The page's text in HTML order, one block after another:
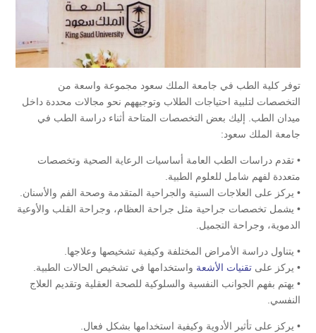
توفر كلية الطب في جامعة الملك سعود مجموعة واسعة من
التخصصات لتلبية احتياجات الطلاب وتوجيههم نحو مجالات محددة داخل
ميدان الطب. إليك بعض التخصصات المتاحة أثناء دراسة الطب في
جامعة الملك سعود:
• تقدم دراسات الطب العامة أساسيات الرعاية الصحية وتخصصات
متعددة لفهم شامل للعلوم الطبية.
• يركز على العلاجات السنية والجراحية المتقدمة وصحة الفم والأسنان.
• يشمل تخصصات جراحية مثل جراحة العظام، وجراحة القلب والأوعية
الدموية، وجراحة التجميل.
• يتناول دراسة الأمراض المختلفة وكيفية تشخيصها وعلاجها.
• يركز على تقنيات الأشعة واستخدامها في تشخيص الحالات الطبية.
• يهتم بفهم الجوانب النفسية والسلوكية للصحة العقلية وتقديم العلاج
النفسي.
• يركز على تأثير الأدوية وكيفية استخدامها بشكل فعال.